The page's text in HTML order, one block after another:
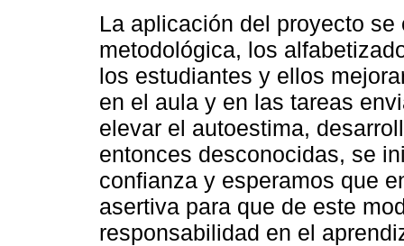
La aplicación del proyecto
metodológica, los
los estudiantes y ellos
en el aula y en las tareas
elevar el autoestima,
entonces desconocidas, se
confianza y esperamos que
asertiva para que de este
responsabilidad en el